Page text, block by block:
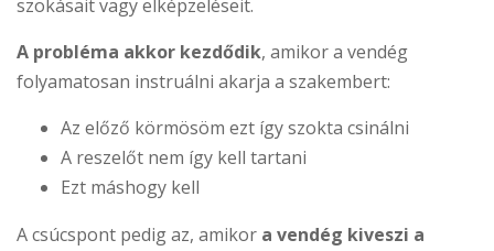
szokásait vagy elképzeléseit.
A probléma akkor kezdődik, amikor a vendég
folyamatosan instruálni akarja a szakembert:
Az előző körmösöm ezt így szokta csinálni
A reszelőt nem így kell tartani
Ezt máshogy kell
A csúcspont pedig az, amikor a vendég kiveszi a